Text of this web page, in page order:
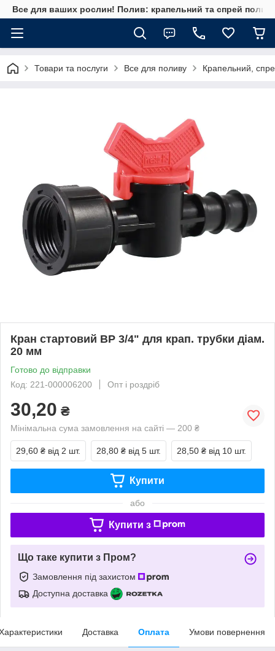
Все для ваших рослин! Полив: крапельний та спрей полив,
Товари та послуги Все для поливу Крапельний,
Кран стартовий ВР 3/4" для крап. трубки діам.
20 мм
Готово до відправки
Код: 221-000006200
Опт і роздріб
30,20 ₴
Мінімальна сума замовлення на сайті — 200 ₴
29,60 ₴ від 2 шт. 28,80 ₴ від 5 шт. 28,50 ₴ від 10 шт.
Купити
або
Купити з
Що таке купити з Пром?
Замовлення під захистом
Доступна доставка
Доставка Оплата Умови повернення